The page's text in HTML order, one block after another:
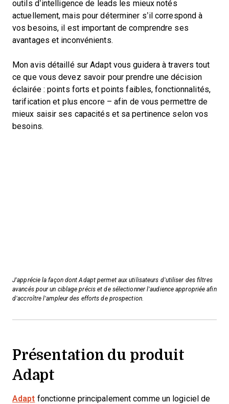
outils d’intelligence de leads les mieux notés
actuellement, mais pour déterminer s’il correspond à
vos besoins, il est important de comprendre ses
avantages et inconvénients.
Mon avis détaillé sur Adapt vous guidera à travers tout
ce que vous devez savoir pour prendre une décision
éclairée : points forts et points faibles, fonctionnalités,
tarification et plus encore – afin de vous permettre de
mieux saisir ses capacités et sa pertinence selon vos
besoins.
J’apprécie la façon dont Adapt permet aux utilisateurs d’utiliser des filtres
avancés pour un ciblage précis et de sélectionner l’audience appropriée afin
d’accroître l’ampleur des efforts de prospection.
Présentation du produit
Adapt
Adapt fonctionne principalement comme un logiciel de